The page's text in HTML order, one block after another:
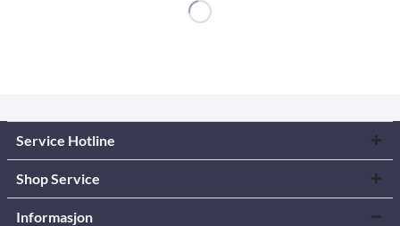
Service Hotline
Shop Service
Informasjon